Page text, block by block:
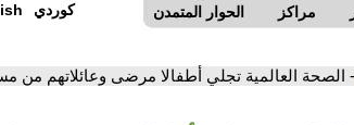
الحوار المتمدن مراكز كوردي
- الصحة العالمية تجلي أطفالا مرضى وعائلاتهم من